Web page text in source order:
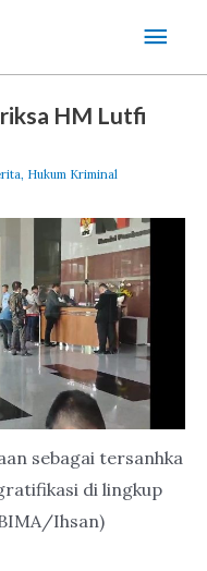
HM Lutfi
, Hukum Kriminal
sebagai tersanhka
di lingkup
Ihsan)